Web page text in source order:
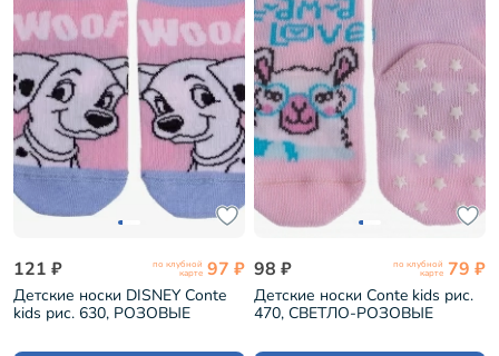
121 ₽ по клубной
карте 97 ₽
Детские носки DISNEY Conte
kids рис. 630, РОЗОВЫЕ
98 ₽ по клубной
карте 79 ₽
Детские носки Conte kids рис.
470, СВЕТЛО-РОЗОВЫЕ